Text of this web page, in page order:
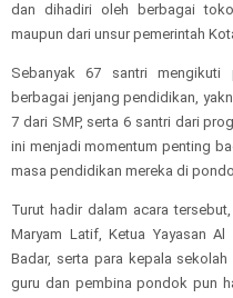
dan dihadiri oleh berbagai
maupun dari unsur pemerintah
Sebanyak 67 santri
berbagai jenjang pendidikan,
7 dari SMP, serta 6 santri dari
ini menjadi momentum penting
masa pendidikan mereka di
Turut hadir dalam acara
Maryam Latif, Ketua Yayasan Al
Badar, serta para kepala
guru dan pembina pondok pun